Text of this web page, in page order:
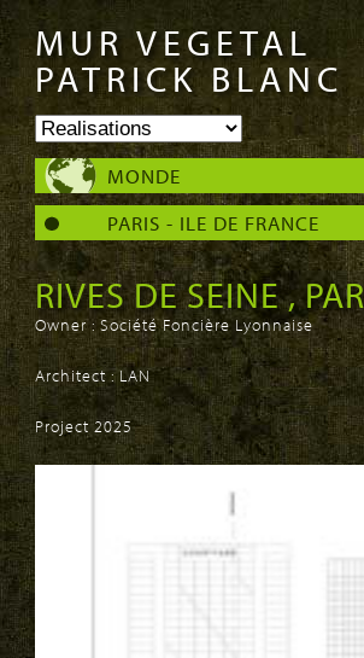
Aller au
contenu
principal
Skip to
navigation
MUR VEGETAL
PATRICK BLANC
MONDE
PARIS - ILE DE FRANCE
RIVES DE SEINE ,
Owner : Société Foncière Lyonnaise
Architect : LAN
Project 2025